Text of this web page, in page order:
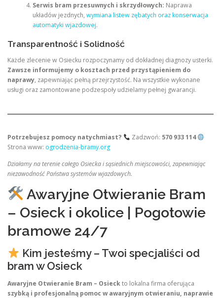
Serwis bram przesuwnych i skrzydłowych: Naprawa
układów jezdnych, wymiana listew zębatych oraz konserwacja
automatyki wjazdowej.
Transparentność i Solidność
Każde zlecenie w Osiecku rozpoczynamy od dokładnej diagnozy usterki.
Zawsze informujemy o kosztach przed przystąpieniem do
naprawy, zapewniając pełną przejrzystość. Na wszystkie wykonane
usługi oraz zamontowane podzespoły udzielamy pełnej gwarancji.
Potrzebujesz pomocy natychmiast? Zadzwoń: 570 933 114
Strona www: ogrodzenia-bramy.org
Działamy na terenie całego Osiecka i sąsiednich miejscowości, zapewniając
niezawodność Państwa systemów wjazdowych.
Awaryjne Otwieranie Bram
– Osieck i okolice | Pogotowie
bramowe 24/7
Kim jesteśmy – Twoi specjaliści od
bram w Osieck
Awaryjne Otwieranie Bram – Osieckto lokalna firma oferująca
szybką i profesjonalną pomoc w awaryjnym otwieraniu, naprawie